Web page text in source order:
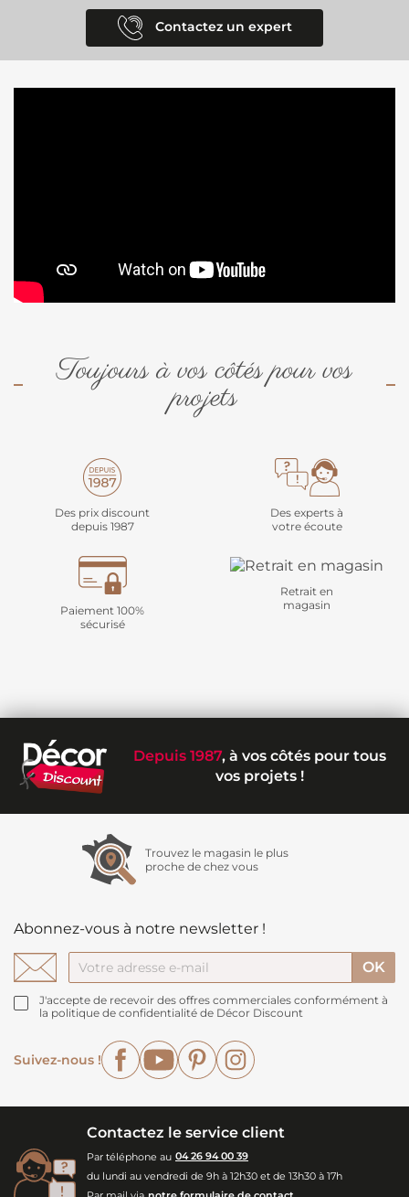
Contactez un expert
Toujours à vos côtés pour vos
projets
Des prix discount
depuis 1987
Des experts à
votre écoute
Paiement 100%
sécurisé
Retrait en
magasin
Depuis 1987, à vos côtés pour tous
vos projets !
Trouvez le magasin le plus
proche de chez vous
Abonnez-vous à notre newsletter !
J'accepte de recevoir des offres commerciales conformément à
la politique de confidentialité de Décor Discount
Suivez-nous !
FacebookYouTubePinterest
Contactez le service client
Par téléphone au 04 26 94 00 39
du lundi au vendredi de 9h à 12h30 et de 13h30 à 17h